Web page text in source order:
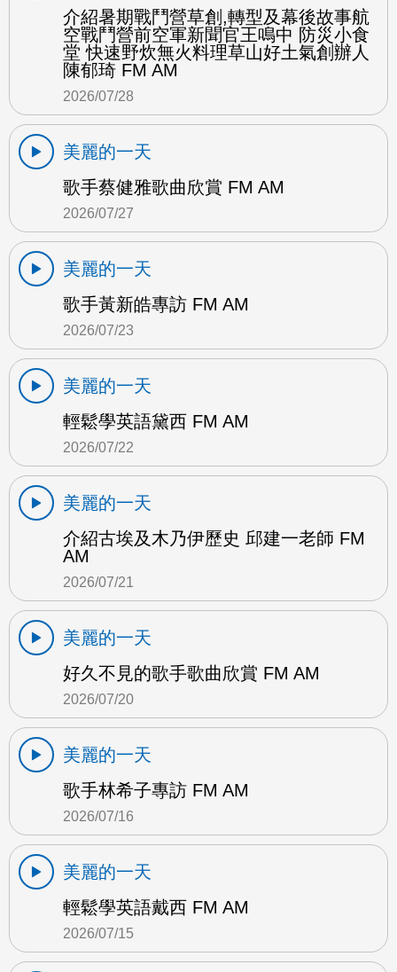
介紹暑期戰鬥營草創,轉型及幕後故事航
空戰鬥營前空軍新聞官王鳴中 防災小食
堂 快速野炊無火料理草山好土氣創辦人
陳郁琦 FM AM
2026/07/28
美麗的一天
歌手蔡健雅歌曲欣賞 FM AM
2026/07/27
美麗的一天
歌手黃新皓專訪 FM AM
2026/07/23
美麗的一天
輕鬆學英語黛西 FM AM
2026/07/22
美麗的一天
介紹古埃及木乃伊歷史 邱建一老師 FM
AM
2026/07/21
美麗的一天
好久不見的歌手歌曲欣賞 FM AM
2026/07/20
美麗的一天
歌手林希子專訪 FM AM
2026/07/16
美麗的一天
輕鬆學英語戴西 FM AM
2026/07/15